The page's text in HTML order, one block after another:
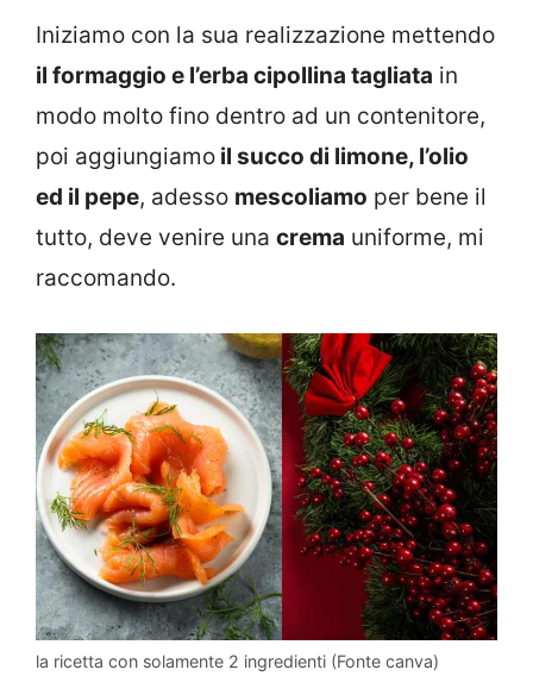
Iniziamo con la sua realizzazione mettendo
il formaggio e l’erba cipollina tagliata in
modo molto fino dentro ad un contenitore,
poi aggiungiamo il succo di limone, l’olio
ed il pepe, adesso mescoliamo per bene il
tutto, deve venire una crema uniforme, mi
raccomando.
la ricetta con solamente 2 ingredienti (Fonte canva)